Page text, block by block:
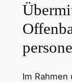
Im Rahmen